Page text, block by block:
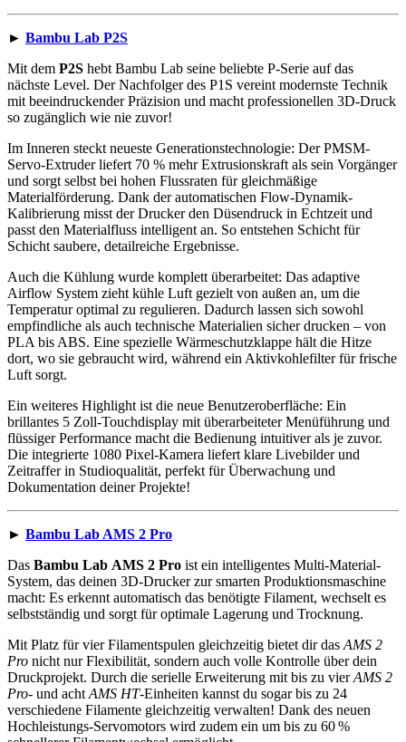
► Bambu Lab P2S
Mit dem P2S hebt Bambu Lab seine beliebte P-Serie auf das
nächste Level. Der Nachfolger des P1S vereint modernste Technik
mit beeindruckender Präzision und macht professionellen 3D-Druck
so zugänglich wie nie zuvor!
Im Inneren steckt neueste Generationstechnologie: Der PMSM-
Servo-Extruder liefert 70 % mehr Extrusionskraft als sein Vorgänger
und sorgt selbst bei hohen Flussraten für gleichmäßige
Materialförderung. Dank der automatischen Flow-Dynamik-
Kalibrierung misst der Drucker den Düsendruck in Echtzeit und
passt den Materialfluss intelligent an. So entstehen Schicht für
Schicht saubere, detailreiche Ergebnisse.
Auch die Kühlung wurde komplett überarbeitet: Das adaptive
Airflow System zieht kühle Luft gezielt von außen an, um die
Temperatur optimal zu regulieren. Dadurch lassen sich sowohl
empfindliche als auch technische Materialien sicher drucken – von
PLA bis ABS. Eine spezielle Wärmeschutzklappe hält die Hitze
dort, wo sie gebraucht wird, während ein Aktivkohlefilter für frische
Luft sorgt.
Ein weiteres Highlight ist die neue Benutzeroberfläche: Ein
brillantes 5 Zoll-Touchdisplay mit überarbeiteter Menüführung und
flüssiger Performance macht die Bedienung intuitiver als je zuvor.
Die integrierte 1080 Pixel-Kamera liefert klare Livebilder und
Zeitraffer in Studioqualität, perfekt für Überwachung und
Dokumentation deiner Projekte!
► Bambu Lab AMS 2 Pro
Das Bambu Lab AMS 2 Pro ist ein intelligentes Multi-Material-
System, das deinen 3D-Drucker zur smarten Produktionsmaschine
macht: Es erkennt automatisch das benötigte Filament, wechselt es
selbstständig und sorgt für optimale Lagerung und Trocknung.
Mit Platz für vier Filamentspulen gleichzeitig bietet dir das AMS 2
Pro nicht nur Flexibilität, sondern auch volle Kontrolle über dein
Druckprojekt. Durch die serielle Erweiterung mit bis zu vierAMS 2
Pro- und acht AMS HT-Einheiten kannst du sogar bis zu 24
verschiedene Filamente gleichzeitig verwalten! Dank des neuen
Hochleistungs-Servomotors wird zudem ein um bis zu 60 %